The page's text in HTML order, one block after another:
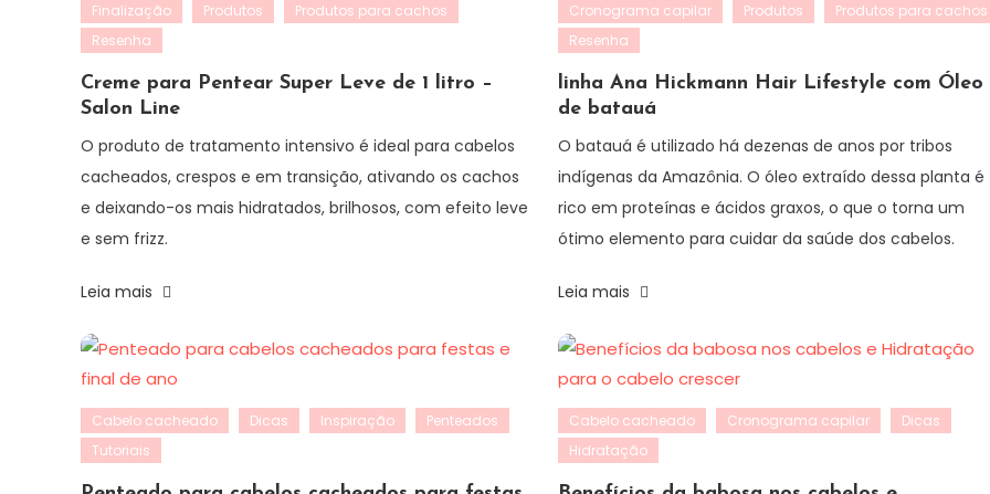
Finalização Produtos
Produtos para cachos
Resenha
Creme para Pentear Super Leve de 1 litro –
Salon Line
O produto de tratamento intensivo é ideal para cabelos
cacheados, crespos e em transição, ativando os cachos
e deixando-os mais hidratados, brilhosos, com efeito leve
e sem frizz.
Leia mais
Cronograma capilar Produtos
Produtos para cachos
Resenha
linha Ana Hickmann Hair Lifestyle com Óleo
de batauá
O batauá é utilizado há dezenas de anos por tribos
indígenas da Amazônia. O óleo extraído dessa planta é
rico em proteínas e ácidos graxos, o que o torna um
ótimo elemento para cuidar da saúde dos cabelos.
Leia mais
Cabelo cacheado Dicas Inspiração
Penteados
Tutoriais
Cabelo cacheado Cronograma capilar
Dicas
Hidratação